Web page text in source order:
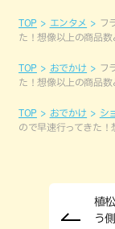
TOP エンタメ
フ
た！想像以上の商品
TOP おでかけ
フ
た！想像以上の商品
TOP おでかけ シ
ので早速行ってきた
植
う